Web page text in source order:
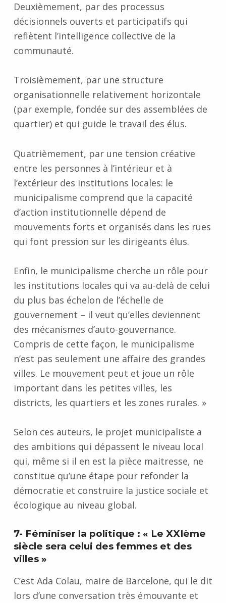
Deuxièmement, par des processus
décisionnels ouverts et participatifs qui
reflètent l’intelligence collective de la
communauté.
Troisièmement, par une structure
organisationnelle relativement horizontale
(par exemple, fondée sur des assemblées de
quartier) et qui guide le travail des élus.
Quatrièmement, par une tension créative
entre les personnes à l’intérieur et à
l’extérieur des institutions locales: le
municipalisme comprend que la capacité
d’action institutionnelle dépend de
mouvements forts et organisés dans les rues
qui font pression sur les dirigeants élus.
Enfin, le municipalisme cherche un rôle pour
les institutions locales qui va au-delà de celui
du plus bas échelon de l’échelle de
gouvernement – il veut qu’elles deviennent
des mécanismes d’auto-gouvernance.
Compris de cette façon, le municipalisme
n’est pas seulement une affaire des grandes
villes. Le mouvement peut et joue un rôle
important dans les petites villes, les
districts, les quartiers et les zones rurales. »
Selon ces auteurs, le projet municipaliste a
des ambitions qui dépassent le niveau local
qui, même si il en est la pièce maitresse, ne
constitue qu’une étape pour refonder la
démocratie et construire la justice sociale et
écologique au niveau global.
7- Féminiser la politique : « Le XXIème
siècle sera celui des femmes et des
villes »
C’est Ada Colau, maire de Barcelone, qui le dit
lors d’une conversation très émouvante et